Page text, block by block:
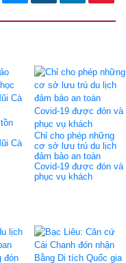
Cà
Chỉ cho phép những
cơ sở lưu trú du lịch
đảm bảo an toàn
Covid-19 được đón và
phục vụ khách